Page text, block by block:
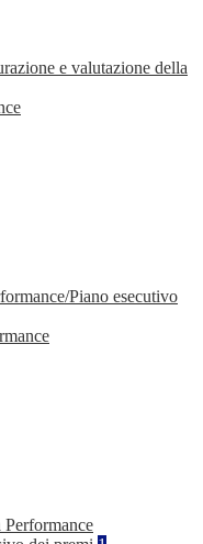
e valutazione della
Piano esecutivo